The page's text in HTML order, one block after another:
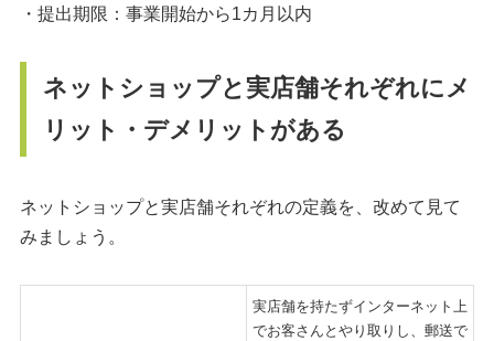
・提出期限：事業開始から1カ月以内
ネットショップと実店舗それぞれにメ
リット・デメリットがある
ネットショップと実店舗それぞれの定義を、改めて見て
みましょう。
実店舗を持たずインターネット上
でお客さんとやり取りし、郵送で